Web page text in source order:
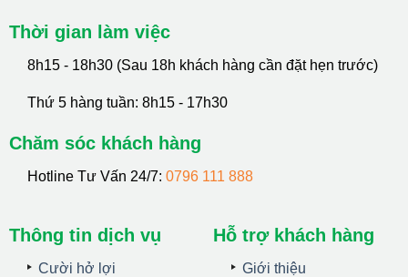
Thời gian làm việc
8h15 - 18h30 (Sau 18h khách hàng cần đặt hẹn trước)
Thứ 5 hàng tuần: 8h15 - 17h30
Chăm sóc khách hàng
Hotline Tư Vấn 24/7: 0796 111 888
Thông tin dịch vụ
Cười hở lợi
Hỗ trợ khách hàng
Giới thiệu